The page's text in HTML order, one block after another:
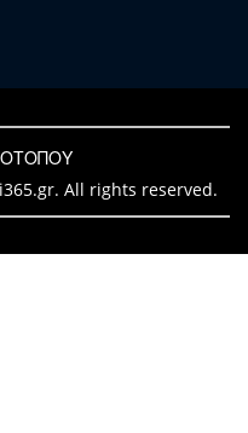
All rights reserved.